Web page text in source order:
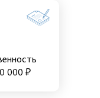
000 ₽